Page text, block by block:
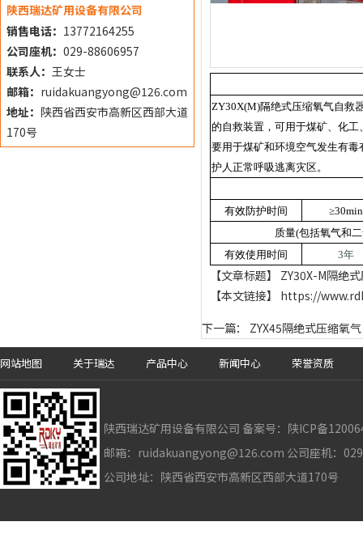
ZY30X(M)隔绝式压缩氧气自救
的自救装置，可用于煤矿、化
要用于煤矿和环境空气发生有
护人正常呼吸逃离灾区。
有效防护时间
≥30min
质量(包括氧气和
有效使用时间
3年
【文章标题】 ZY30X-M隔绝
【本文链接】 https://
下一篇： ZYX45隔绝式压缩氧
陕西瑞达矿用设备有限公司
销售电话： 13772164255
公司座机： 029-88606957
联系人： 王女士
邮箱： ruidakuangyong@126.com
地址： 陕西省西安市高新区西部大道
170号
网站地图 关于瑞达 产品中心 新闻中心 荣誉资质
陕西瑞达矿用设备有限公司 备案号： 陕ICP备
邮箱：ruidakuangyong@126.com 公司座机：
公司地址：陕西省西安市高新区西部大道170号